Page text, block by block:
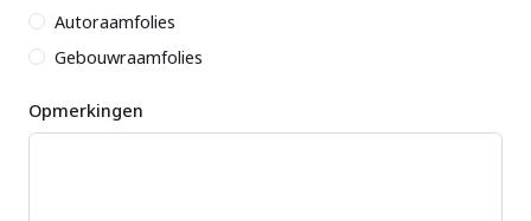
Autoraamfolies
Gebouwraamfolies
Opmerkingen